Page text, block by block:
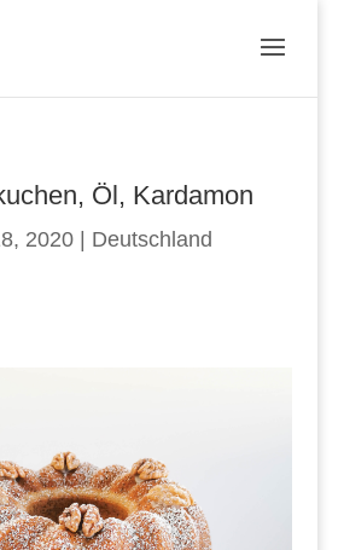
Öl, Kardamon
2020| Deutschland